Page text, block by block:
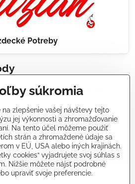
Potreby
jazierok, bazénov, fontán,
?ref=hl
súkromia
na zlepšenie vašej návštevy tejto
jej výkonnosti a zhromažďovanie
Na tento účel môžeme použiť
strán a zhromaždené údaje sa
v EÚ, USA alebo iných krajinách.
cookies“ vyjadrujete svoj súhlas s
Nižšie môžete nájsť podrobné
upraviť svoje preferencie.